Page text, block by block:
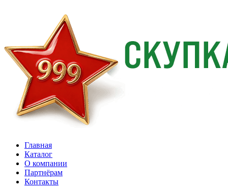
Главная
Каталог
О компании
Партнёрам
Контакты